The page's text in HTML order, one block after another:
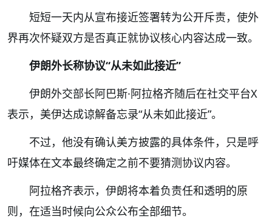
短短一天内从宣布接近签署转为公开斥责，使外
界再次怀疑双方是否真正就协议核心内容达成一致。
伊朗外长称协议“从未如此接近”
伊朗外交部长阿巴斯·阿拉格齐随后在社交平台X
表示，美伊达成谅解备忘录“从未如此接近”。
不过，他没有确认美方披露的具体条件，只是呼
吁媒体在文本最终确定之前不要猜测协议内容。
阿拉格齐表示，伊朗将本着负责任和透明的原
则，在适当时候向公众公布全部细节。